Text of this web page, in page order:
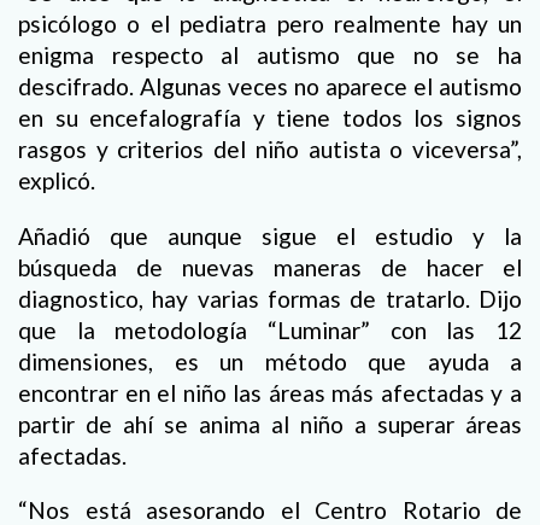
psicólogo o el pediatra pero realmente hay un
enigma respecto al autismo que no se ha
descifrado. Algunas veces no aparece el autismo
en su encefalografía y tiene todos los signos
rasgos y criterios del niño autista o viceversa”,
explicó.
Añadió que aunque sigue el estudio y la
búsqueda de nuevas maneras de hacer el
diagnostico, hay varias formas de tratarlo. Dijo
que la metodología “Luminar” con las 12
dimensiones, es un método que ayuda a
encontrar en el niño las áreas más afectadas y a
partir de ahí se anima al niño a superar áreas
afectadas.
“Nos está asesorando el Centro Rotario de